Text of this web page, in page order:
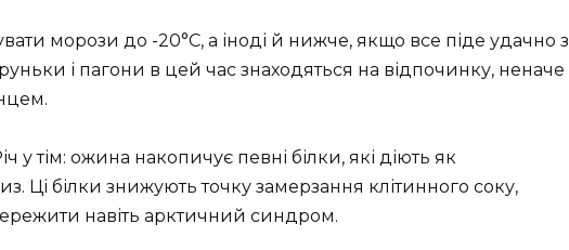
морози до -20°C, а іноді й нижче, якщо все піде удачно з
і пагони в цей час знаходяться на відпочинку, неначе
у тім: ожина накопичує певні білки, які діють як
Ці білки знижують точку замерзання клітинного соку,
навіть арктичний синдром.